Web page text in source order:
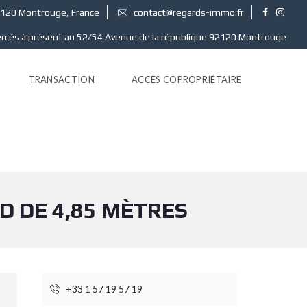
Montrouge, France contact@regards-immo.fr
à présent au 52/54 Avenue de la république 92120 Montrouge
TRANSACTION ACCÈS COPROPRIÉTAIRE
DE 4,85 MÈTRES
+33 1 57 19 57 19